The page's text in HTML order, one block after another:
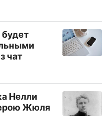
будет
чат
Нелли
Жюля